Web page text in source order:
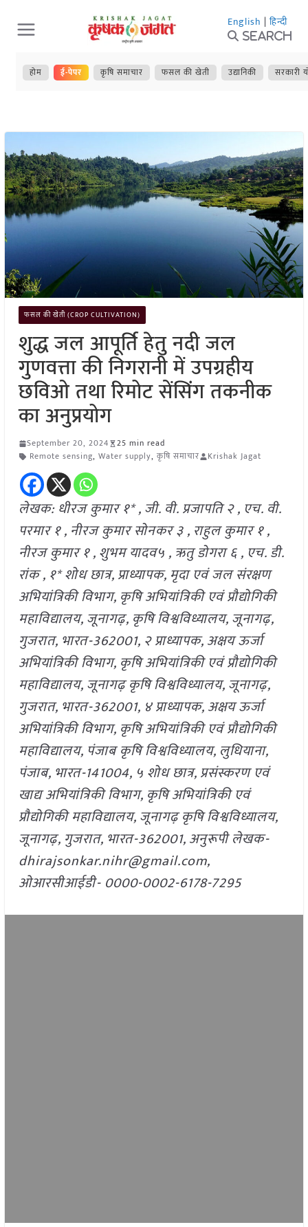
Skip
to
content
English | हिन्दी
Search
होम ई-पेपर कृषि समाचार फसल की खेती उद्यानिकी सरकारी
फसल की खेती (CROP CULTIVATION)
शुद्ध जल आपूर्ति हेतु नदी जल
गुणवत्ता की निगरानी में उपग्रहीय
छविओ तथा रिमोट सेंसिंग तकनीक
का अनुप्रयोग
September 20, 2024
25 min read
Remote sensing, Water supply, कृषि समाचार Krishak Jagat
लेखक: धीरज कुमार १* , जी. वी. प्रजापति २ , एच. वी.
परमार १ , नीरज कुमार सोनकर ३ , राहुल कुमार १ ,
नीरज कुमार १ , शुभम यादव५ , ऋतु डोगरा ६ , एच. डी.
रांक , १* शोध छात्र, प्राध्यापक, मृदा एवं जल संरक्षण
अभियांत्रिकी विभाग, कृषि अभियांत्रिकी एवं प्रौद्योगिकी
महाविद्यालय, जूनागढ़, कृषि विश्वविध्यालय, जूनागढ़,
गुजरात, भारत-362001, २ प्राध्यापक, अक्षय ऊर्जा
अभियांत्रिकी विभाग, कृषि अभियांत्रिकी एवं प्रौद्योगिकी
महाविद्यालय, जूनागढ़ कृषि विश्वविध्यालय, जूनागढ़,
गुजरात, भारत-362001, ४ प्राध्यापक, अक्षय ऊर्जा
अभियांत्रिकी विभाग, कृषि अभियांत्रिकी एवं प्रौद्योगिकी
महाविद्यालय, पंजाब कृषि विश्वविध्यालय, लुधियाना,
पंजाब, भारत-141004, ५ शोध छात्र, प्रसंस्करण एवं
खाद्य अभियांत्रिकी विभाग, कृषि अभियांत्रिकी एवं
प्रौद्योगिकी महाविद्यालय, जूनागढ़ कृषि विश्वविध्यालय,
जूनागढ़, गुजरात, भारत-362001, अनुरूपी लेखक-
dhirajsonkar.nihr@gmail.com,
ओआरसीआईडी- 0000-0002-6178-7295